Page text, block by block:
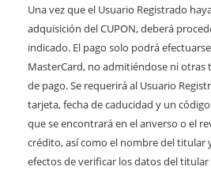
Una vez que el Usuario Registrado
adquisición del CUPON, deberá
indicado. El pago solo podrá
MasterCard, no admitiéndose ni
de pago. Se requerirá al Usuario
tarjeta, fecha de caducidad y un
que se encontrará en el anverso o el
crédito, así como el nombre del titular
efectos de verificar los datos del